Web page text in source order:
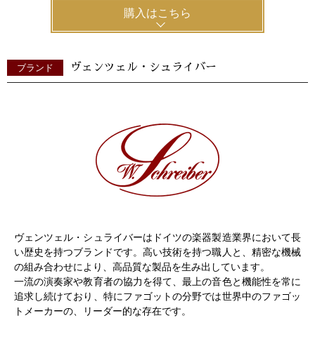
購入はこちら
ブランド ヴェンツェル・シュライバー
ヴェンツェル・シュライバーはドイツの楽器製造業界において長
い歴史を持つブランドです。高い技術を持つ職人と、精密な機械
の組み合わせにより、高品質な製品を生み出しています。
一流の演奏家や教育者の協力を得て、最上の音色と機能性を常に
追求し続けており、特にファゴットの分野では世界中のファゴッ
トメーカーの、リーダー的な存在です。